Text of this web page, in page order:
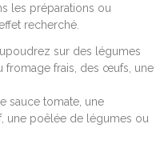
les préparations ou
recherché.
sur des légumes
fromage frais, des œufs, une
sauce tomate, une
une poêlée de légumes ou